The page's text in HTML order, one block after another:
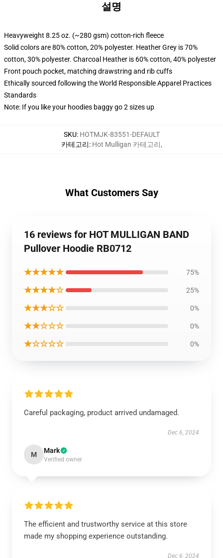
설명
Heavyweight 8.25 oz. (~280 gsm) cotton-rich fleece
Solid colors are 80% cotton, 20% polyester. Heather Grey is 70%
cotton, 30% polyester. Charcoal Heather is 60% cotton, 40% polyester
Front pouch pocket, matching drawstring and rib cuffs
Ethically sourced following the World Responsible Apparel Practices
Standards
Note: If you like your hoodies baggy go 2 sizes up
SKU: HOTMJK-83551-DEFAULT
카테고리: Hot Mulligan 카테고리,
What Customers Say
16 reviews for HOT MULLIGAN BAND
Pullover Hoodie RB0712
★★★★★ 75%
★★★★☆ 25%
★★★☆☆ 0%
★★☆☆☆ 0%
★☆☆☆☆ 0%
Careful packaging, product arrived undamaged.
Dec 6, 2024
M Mark
Verified owner
The efficient and trustworthy service at this store
made my shopping experience outstanding.
Dec 6, 2024